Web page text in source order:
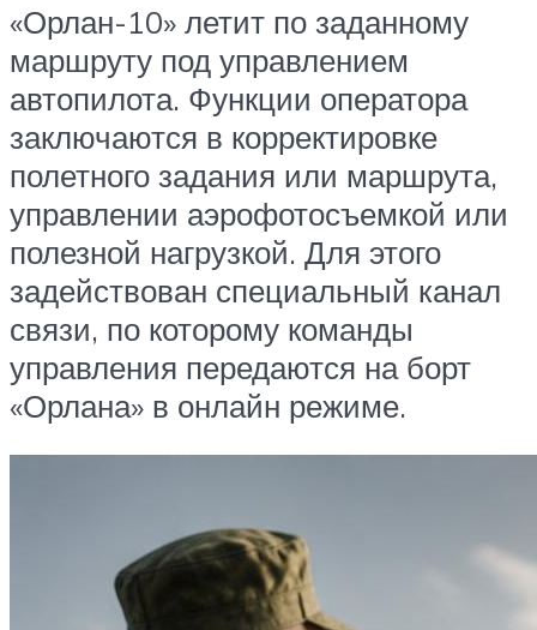
«Орлан-10» летит по заданному
маршруту под управлением
автопилота. Функции оператора
заключаются в корректировке
полетного задания или маршрута,
управлении аэрофотосъемкой или
полезной нагрузкой. Для этого
задействован специальный канал
связи, по которому команды
управления передаются на борт
«Орлана» в онлайн режиме.